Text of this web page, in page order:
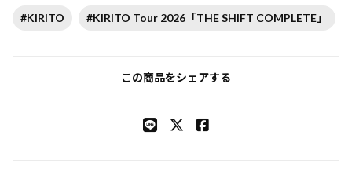
#KIRITO #KIRITO Tour 2026「THE SHIFT COMPLETE」
この商品をシェアする